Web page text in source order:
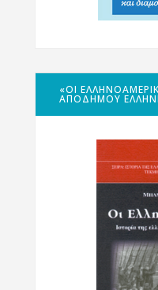
«ΟΙ
ΑΠΌΔΗΜΟΥ